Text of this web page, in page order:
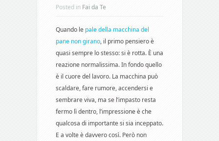
Posted in Fai da Te
Quando le pale della macchina del
pane non girano, il primo pensiero è
quasi sempre lo stesso: si è rotta. È una
reazione normalissima. In fondo quello
è il cuore del lavoro. La macchina può
scaldare, fare rumore, accendersi e
sembrare viva, ma se l’impasto resta
fermo lì dentro, l’impressione è che
qualcosa di importante si sia inceppato.
E a volte è davvero così. Però non